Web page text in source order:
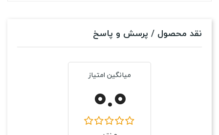
نقد محصول / پرسش و پاسخ
میانگین امتیاز
0.0